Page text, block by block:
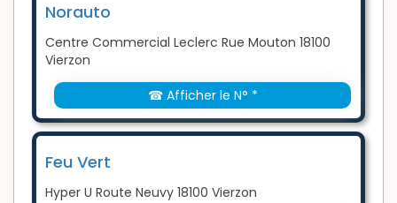
Norauto
Centre Commercial Leclerc Rue Mouton 18100
Vierzon
☎ Afficher le N° *
Feu Vert
Hyper U Route Neuvy 18100 Vierzon